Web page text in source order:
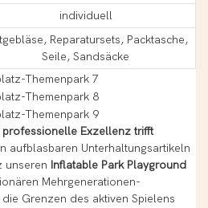
individuell
Reparatursets, Packtasche,
Seile, Sandsäcke
Exzellenz trifft
aufblasbaren Unterhaltungsartikeln
unseren Inflatable Park Playground
Mehrgenerationen-
Grenzen des aktiven Spielens